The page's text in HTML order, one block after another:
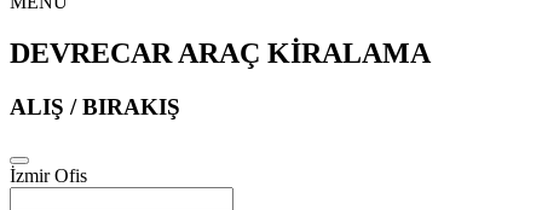
DEVRECAR ARAÇ KİRALAMA
ALIŞ / BIRAKIŞ
İzmir Ofis